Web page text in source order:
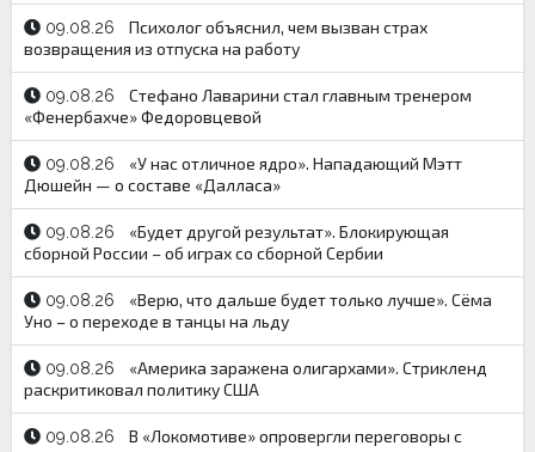
09.08.26
Психолог объяснил, чем вызван страх
возвращения из отпуска на работу
09.08.26
Стефано Лаварини стал главным тренером
«Фенербахче» Федоровцевой
09.08.26
«У нас отличное ядро». Нападающий Мэтт
Дюшейн — о составе «Далласа»
09.08.26
«Будет другой результат». Блокирующая
сборной России – об играх со сборной Сербии
09.08.26
«Верю, что дальше будет только лучше». Сёма
Уно – о переходе в танцы на льду
09.08.26
«Америка заражена олигархами». Стрикленд
раскритиковал политику США
09.08.26
В «Локомотиве» опровергли переговоры с